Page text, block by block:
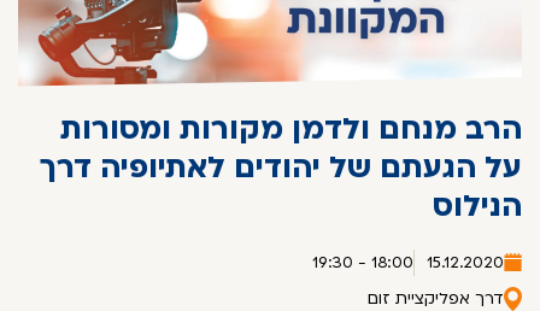
הרב מנחם ולדמן מקורות ומסורות
על הגעתם של יהודים לאתיופיה דרך
הנילוס
15.12.2020
18:00 - 19:30
דרך אפליקציית זום